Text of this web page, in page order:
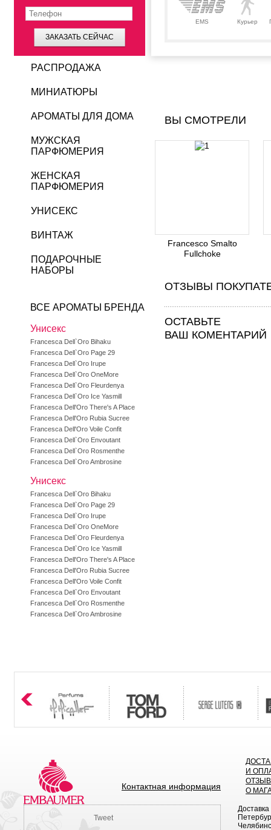
EMS Курьер
ВЫ СМОТРЕЛИ
Francesco Smalto
Fullchoke
ОТЗЫВЫ
ОСТАВЬТЕ
ВАШ КОМЕНТАРИЙ
ЗАКАЗАТЬ СЕЙЧАС
РАСПРОДАЖА
МИНИАТЮРЫ
АРОМАТЫ ДЛЯ ДОМА
МУЖСКАЯ
ПАРФЮМЕРИЯ
ЖЕНСКАЯ
ПАРФЮМЕРИЯ
УНИСЕКС
ВИНТАЖ
ПОДАРОЧНЫЕ
НАБОРЫ
ВСЕ АРОМАТЫ БРЕНДА
Унисекс
Francesca Dell`Oro Bihaku
Francesca Dell`Oro Page 29
Francesca Dell`Oro Irupe
Francesca Dell`Oro OneMore
Francesca Dell`Oro Fleurdenya
Francesca Dell`Oro Ice Yasmill
Francesca Dell'Oro There's A Place
Francesca Dell'Oro Rubia Sucree
Francesca Dell'Oro Voile Confit
Francesca Dell`Oro Envoutant
Francesca Dell`Oro Rosmenthe
Francesca Dell`Oro Ambrosine
Унисекс
Francesca Dell`Oro Bihaku
Francesca Dell`Oro Page 29
Francesca Dell`Oro Irupe
Francesca Dell`Oro OneMore
Francesca Dell`Oro Fleurdenya
Francesca Dell`Oro Ice Yasmill
Francesca Dell'Oro There's A Place
Francesca Dell'Oro Rubia Sucree
Francesca Dell'Oro Voile Confit
Francesca Dell`Oro Envoutant
Francesca Dell`Oro Rosmenthe
Francesca Dell`Oro Ambrosine
Контактная информация
И
О
Tweet